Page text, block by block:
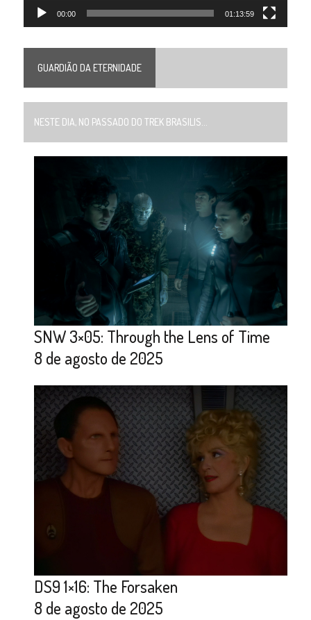
00:00 01:13:59
GUARDIÃO DA ETERNIDADE
NESTE DIA, NO PASSADO DO TREK BRASILIS...
SNW 3×05: Through the Lens of Time
8 de agosto de 2025
DS9 1×16: The Forsaken
8 de agosto de 2025